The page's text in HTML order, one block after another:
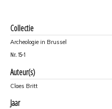
Collectie
Archeologie in Brussel
Nr. 15-1
Auteur(s)
Claes Britt
Jaar